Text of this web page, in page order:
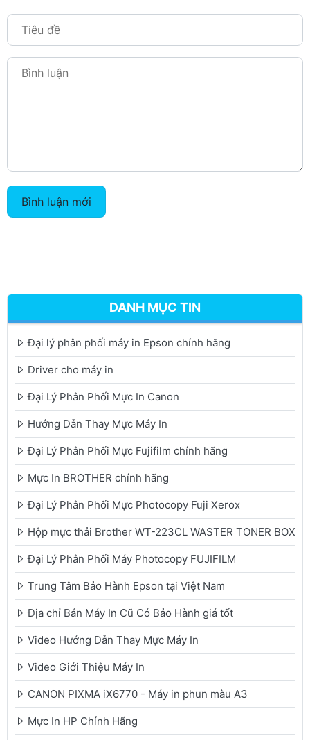
Bình luận mới
DANH MỤC TIN
Đại lý phân phối máy in Epson chính hãng
Driver cho máy in
Đại Lý Phân Phối Mực In Canon
Hướng Dẫn Thay Mực Máy In
Đại Lý Phân Phối Mực Fujifilm chính hãng
Mực In BROTHER chính hãng
Đại Lý Phân Phối Mực Photocopy Fuji Xerox
Hộp mực thải Brother WT-223CL WASTER TONER BOX
Đại Lý Phân Phối Máy Photocopy FUJIFILM
Trung Tâm Bảo Hành Epson tại Việt Nam
Địa chỉ Bán Máy In Cũ Có Bảo Hành giá tốt
Video Hướng Dẫn Thay Mực Máy In
Video Giới Thiệu Máy In
CANON PIXMA iX6770 - Máy in phun màu A3
Mực In HP Chính Hãng